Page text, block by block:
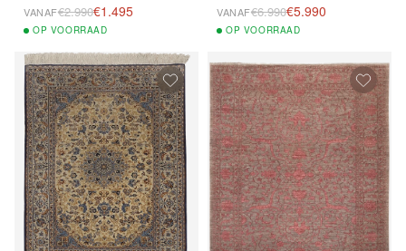
VANAF€2.990€1.495
OP VOORRAAD
VANAF€6.990€5.990
OP VOORRAAD